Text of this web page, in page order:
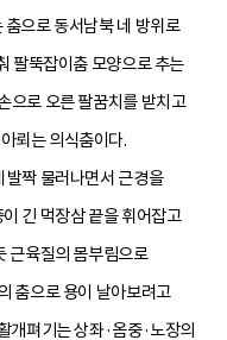
으로 동서남북 네 방위로
팔뚝잡이춤 모양으로 추는
으로 오른 팔꿈치를 받치고
뢰는 의식춤이다.
발짝 물러나면서 근경을
긴 먹장삼 끝을 휘어잡고
근육질의 몸부림으로
춤으로 용이 날아보려고
개펴기는 상좌·옴중·노장의